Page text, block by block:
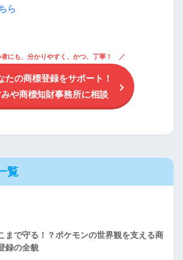
ら
にも、分かりやすく、かつ、丁寧！
たの商標登録をサポート！
や商標知財事務所に相談
覧
まで守る！？ポケモンの世界観を支える商
録の全貌